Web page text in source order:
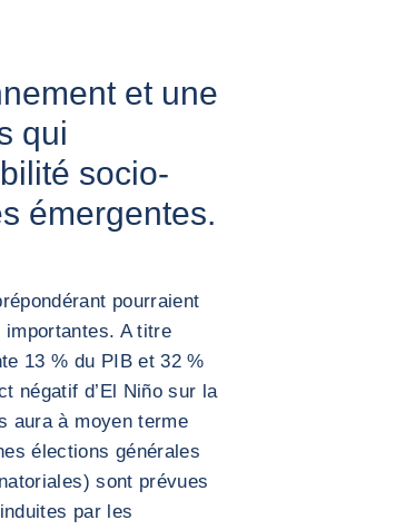
et une
qui
socio-
émergentes.
pourraient
importantes. A titre
13 % du PIB et 32 %
négatif d’El Niño sur la
aura à moyen terme
élections générales
sont prévues
par les